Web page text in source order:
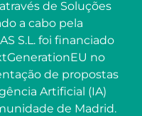
de Soluções
a cabo pela
S.L. foi financiado
no
de propostas
Artificial (IA)
de Madrid.